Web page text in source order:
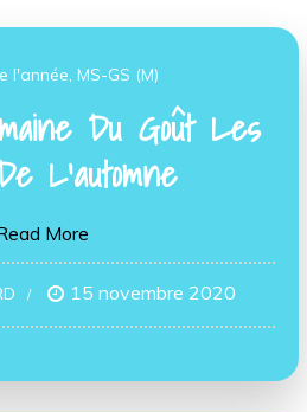
l'année MS-GS (M)
Du Goût Les
L’automne
More
15 novembre 2020